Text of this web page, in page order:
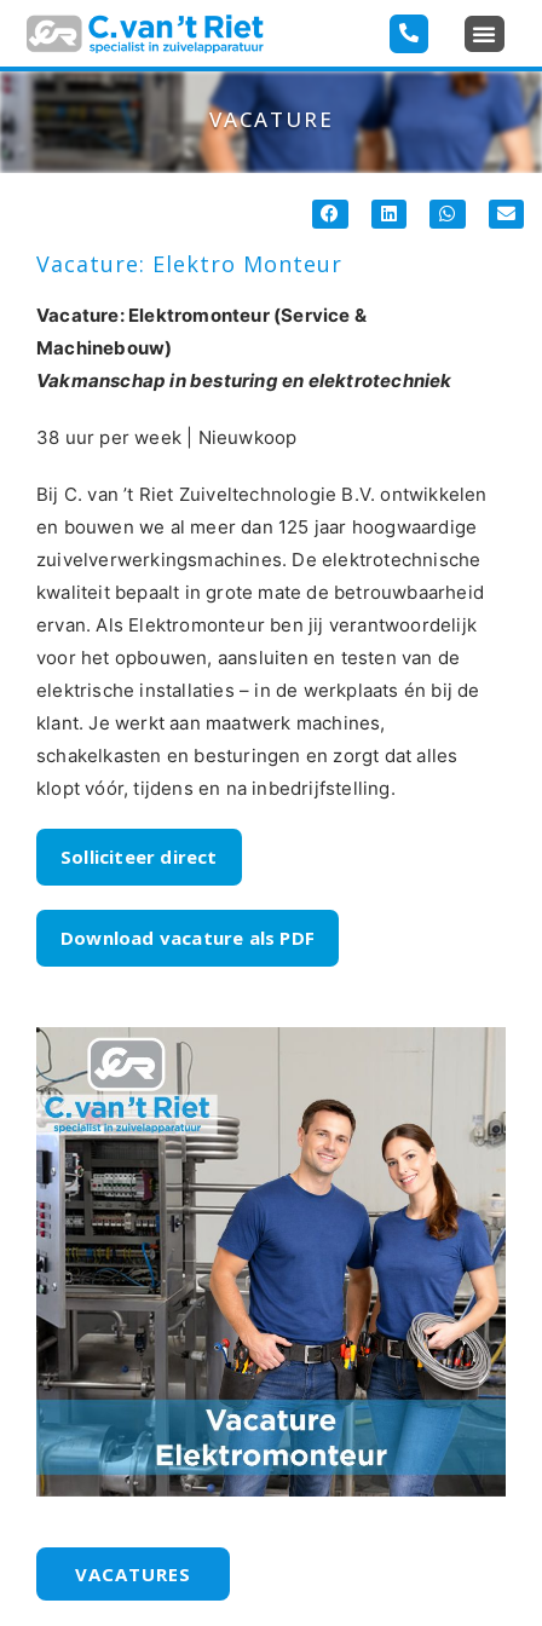
VACATURE
Vacature: Elektro Monteur
Vacature: Elektromonteur (Service &
Machinebouw)
Vakmanschap in besturing en elektrotechniek
38 uur per week | Nieuwkoop
Bij C. van ’t Riet Zuiveltechnologie B.V. ontwikkelen
en bouwen we al meer dan 125 jaar hoogwaardige
zuivelverwerkingsmachines. De elektrotechnische
kwaliteit bepaalt in grote mate de betrouwbaarheid
ervan. Als Elektromonteur ben jij verantwoordelijk
voor het opbouwen, aansluiten en testen van de
elektrische installaties – in de werkplaats én bij de
klant. Je werkt aan maatwerk machines,
schakelkasten en besturingen en zorgt dat alles
klopt vóór, tijdens en na inbedrijfstelling.
Solliciteer direct
Download vacature als PDF
VACATURES